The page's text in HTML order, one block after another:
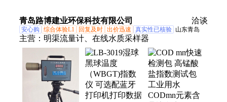
时器 可分步定
时
青岛路博建业环保科技有限公司
洽谈
安心购 综合体验L1 回复及时 出价迅速 真实性已核验 山东青岛
主营： 明渠流量计、在线水质采样器